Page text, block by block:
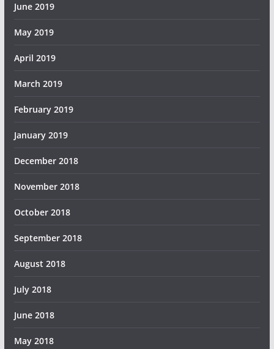
June 2019
May 2019
April 2019
March 2019
February 2019
January 2019
December 2018
November 2018
October 2018
September 2018
August 2018
July 2018
June 2018
May 2018